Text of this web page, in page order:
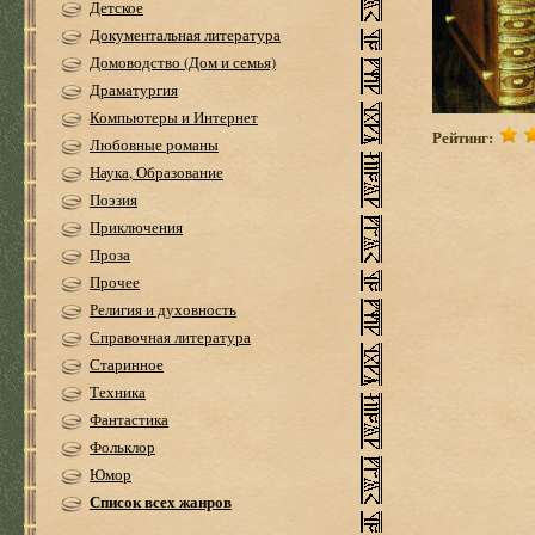
Детское
Документальная литература
Домоводство (Дом и семья)
Драматургия
Компьютеры и Интернет
Любовные романы
Наука, Образование
Поэзия
Приключения
Проза
Прочее
Религия и духовность
Справочная литература
Старинное
Техника
Фантастика
Фольклор
Юмор
Список всех жанров
Рейтинг: